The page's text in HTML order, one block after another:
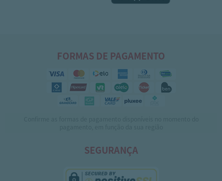
FORMAS DE PAGAMENTO
SEGURANÇA